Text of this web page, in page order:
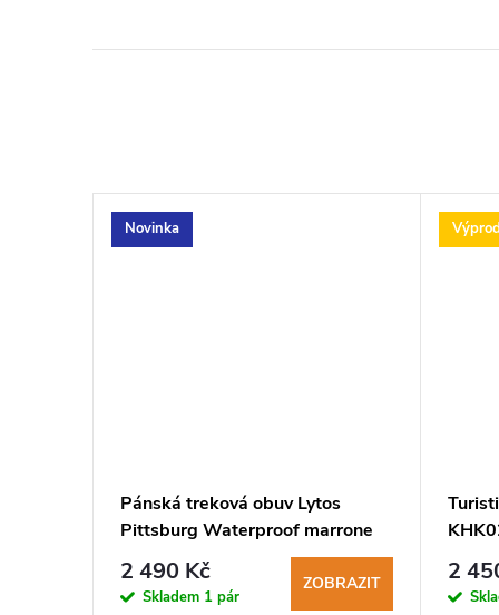
Novinka
Pánská treková obuv Lytos
Pittsburg Waterproof marrone
2 490 Kč
Skladem 1 pár
ZOBRAZIT 2